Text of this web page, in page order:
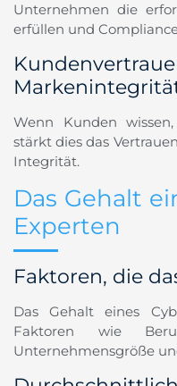
Unternehmen die
erfüllen und
Wenn Kunden
stärkt dies das
Integrität.
Das Gehalt
Experten
Faktoren, die
Das Gehalt eines
Faktoren wie
Unternehmensgröße